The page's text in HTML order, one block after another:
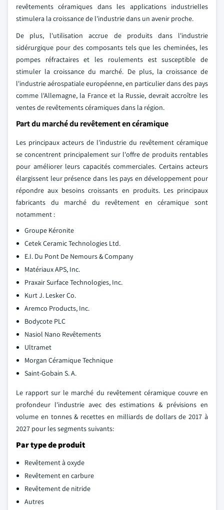
revêtements céramiques dans les applications industrielles
stimulera la croissance de l'industrie dans un avenir proche.
De plus, l'utilisation accrue de produits dans l'industrie
sidérurgique pour des composants tels que les cheminées, les
pompes réfractaires et les roulements est susceptible de
stimuler la croissance du marché. De plus, la croissance de
l'industrie aérospatiale européenne, en particulier dans des pays
comme l'Allemagne, la France et la Russie, devrait accroître les
ventes de revêtements céramiques dans la région.
Part du marché du revêtement en céramique
Les principaux acteurs de l'industrie du revêtement céramique
se concentrent principalement sur l'offre de produits rentables
pour améliorer leurs capacités commerciales. Certains acteurs
élargissent leur présence dans les pays en développement pour
répondre aux besoins croissants en produits. Les principaux
fabricants du marché du revêtement en céramique sont
notamment :
Groupe Kéronite
Cetek Ceramic Technologies Ltd.
E.I. Du Pont De Nemours & Company
Matériaux APS, Inc.
Praxair Surface Technologies, Inc.
Kurt J. Lesker Co.
Aremco Products, Inc.
Bodycote PLC
Nasiol Nano Revêtements
Ultramet
Morgan Céramique Technique
Saint-Gobain S. A.
Le rapport sur le marché du revêtement céramique couvre en
profondeur l'industrie avec des estimations & prévisions en
volume en tonnes & recettes en milliards de dollars de 2017 à
2027 pour les segments suivants:
Par type de produit
Revêtement à oxyde
Revêtement en carbure
Revêtement de nitride
Autres